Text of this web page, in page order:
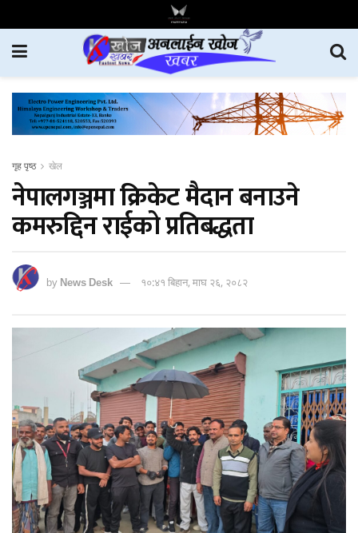
गृह पृष्ठ खेल
नेपालगञ्जमा क्रिकेट मैदान बनाउने
कमरुद्दिन राईको प्रतिबद्धता
byNews Desk १०:४१ बिहान, माघ २६, २०८२